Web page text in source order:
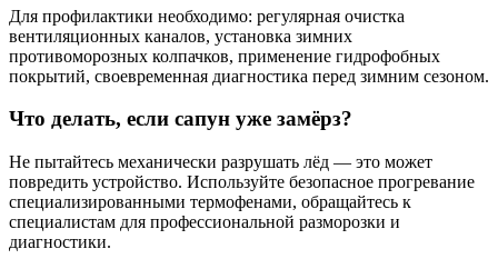
Для профилактики необходимо: регулярная очистка
вентиляционных каналов, установка зимних
противоморозных колпачков, применение гидрофобных
покрытий, своевременная диагностика перед зимним сезоном.
Что делать, если сапун уже замёрз?
Не пытайтесь механически разрушать лёд — это может
повредить устройство. Используйте безопасное прогревание
специализированными термофенами, обращайтесь к
специалистам для профессиональной разморозки и
диагностики.